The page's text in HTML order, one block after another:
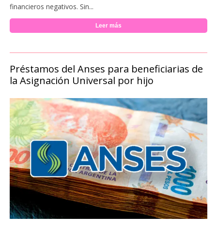
financieros negativos. Sin...
Leer más
Préstamos del Anses para beneficiarias de
la Asignación Universal por hijo